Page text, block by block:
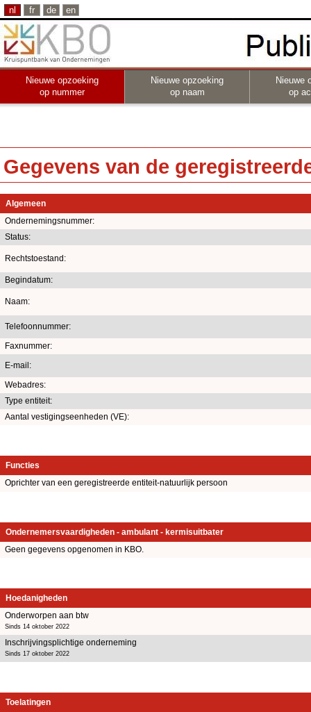
nl fr de en
Nieuwe opzoeking
op nummer
Nieuwe opzoeking
op naam
Nieuwe
op
Gegevens van de
Algemeen
Ondernemingsnummer:
Status:
Rechtstoestand:
Begindatum:
Naam:
Telefoonnummer:
Faxnummer:
E-mail:
Webadres:
Type entiteit:
Aantal vestigingseenheden (VE):
Functies
Oprichter van een geregistreerde entiteit-natuurlijk persoon
Ondernemersvaardigheden - ambulant - kermisuitbater
Geen gegevens opgenomen in KBO.
Hoedanigheden
Onderworpen aan btw
Sinds 14 oktober 2022
Inschrijvingsplichtige onderneming
Sinds 17 oktober 2022
Toelatingen